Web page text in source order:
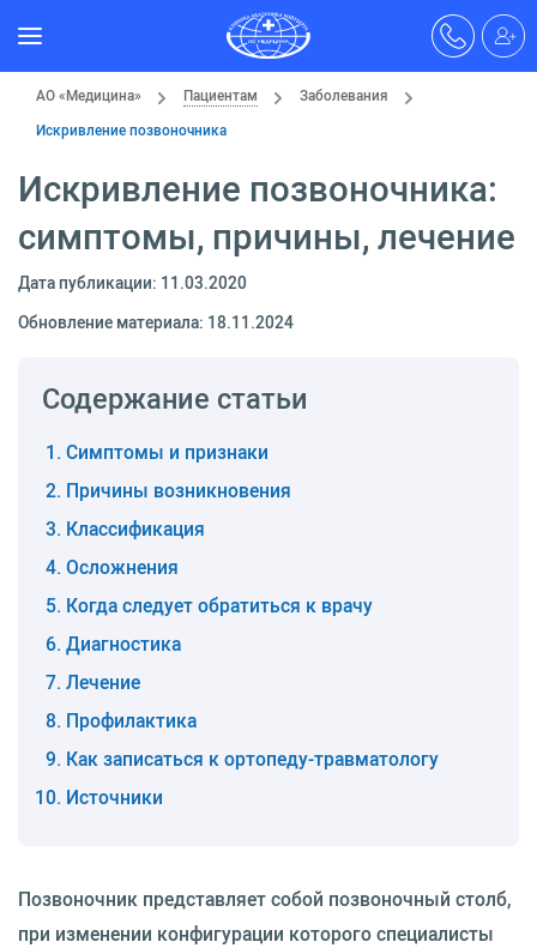
АО «Медицина» Пациентам
Заболевания
Искривление позвоночника
Искривление позвоночника:
симптомы, причины, лечение
Дата публикации: 11.03.2020
Обновление материала: 18.11.2024
Содержание статьи
Симптомы и признаки
Причины возникновения
Классификация
Осложнения
Когда следует обратиться к врачу
Диагностика
Лечение
Профилактика
Как записаться к ортопеду-травматологу
Источники
Позвоночник представляет собой позвоночный столб,
при изменении конфигурации которого специалисты